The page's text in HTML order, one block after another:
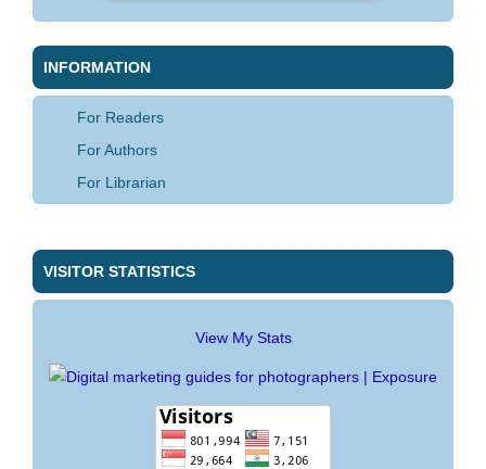
INFORMATION
For Readers
For Authors
For Librarian
VISITOR STATISTICS
View My Stats